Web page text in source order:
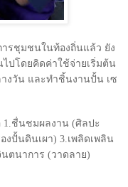
ารชุมชนในท้องถิ่นแล้ว ยัง
ปโดยคิดค่าใช้จ่ายเริ่มต้น
งวัน และทำชิ้นงานปั้น เซ
1 .ชื่นชมผลงาน (ศิลปะ
งปั้นดินเผา) 3. เพลิดเพลิน
นตนาการ (วาดลาย)